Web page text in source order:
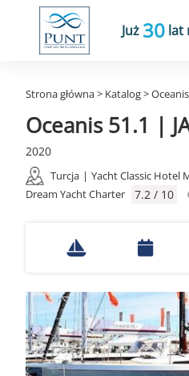
Już 30 lat
Strona główna> Katalog>
Oceanis 51.1 |
2020
Turcja | Yacht Classic Hotel
Dream Yacht Charter
7.2 / 10